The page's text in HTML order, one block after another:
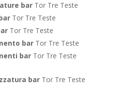
barTor Tre Teste
Tor Tre Teste
Tor Tre Teste
barTor Tre Teste
barTor Tre Teste
barTor Tre Teste